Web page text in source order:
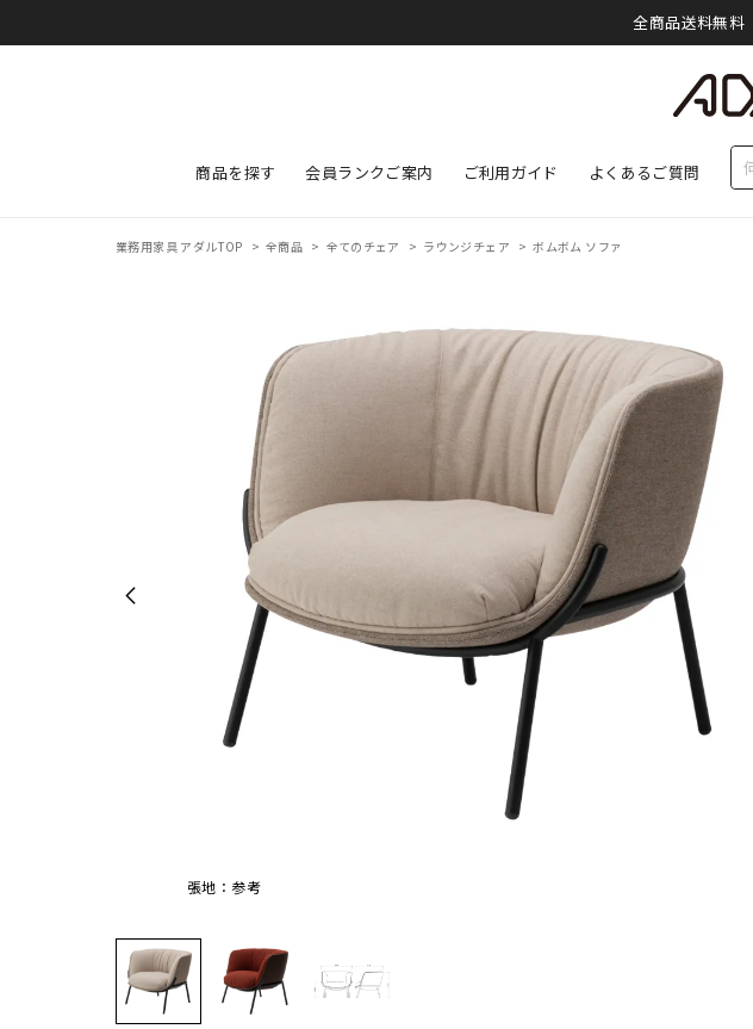
全商品送料無料
商品を探す 会員ランクご案内 ご利用ガイド よくあるご質問
業務用家具 アダルTOP >全商品 > 全てのチェア > ラウンジチェア >ボムボム ソファ
張地：参考